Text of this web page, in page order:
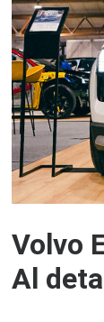
Volvo
Al